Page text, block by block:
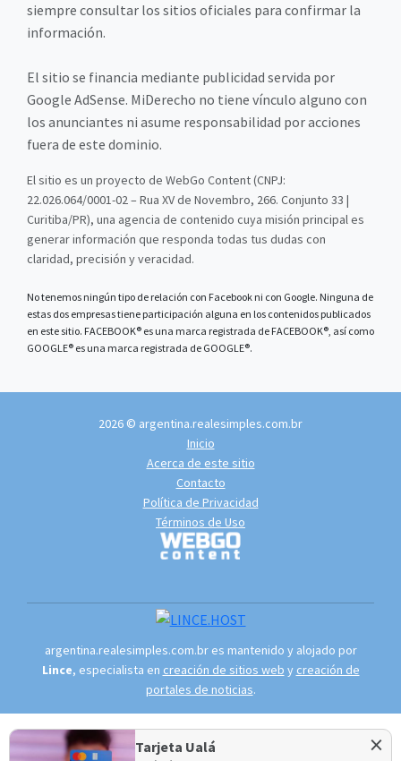
Tarjeta Ualá ×
siempre consultar los sitios oficiales para confirmar la
información.
El sitio se financia mediante publicidad servida por
Google AdSense. MiDerecho no tiene vínculo alguno con
los anunciantes ni asume responsabilidad por acciones
fuera de este dominio.
El sitio es un proyecto de WebGo Content (CNPJ:
22.026.064/0001-02 – Rua XV de Novembro, 266. Conjunto 33 |
Curitiba/PR), una agencia de contenido cuya misión principal es
generar información que responda todas tus dudas con
claridad, precisión y veracidad.
No tenemos ningún tipo de relación con Facebook ni con Google. Ninguna de
estas dos empresas tiene participación alguna en los contenidos publicados
en este sitio. FACEBOOK® es una marca registrada de FACEBOOK®, así como
GOOGLE® es una marca registrada de GOOGLE®.
2026 © argentina.realesimples.com.br
Inicio
Acerca de este sitio
Contacto
Política de Privacidad
Términos de Uso
argentina.realesimples.com.br es mantenido y alojado por
Lince, especialista en creación de sitios web y creación de
portales de noticias.